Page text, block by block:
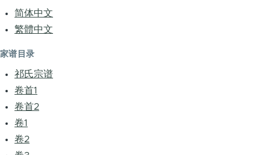
简体中文
繁體中文
家谱目录
祁氏宗谱
卷首1
卷首2
卷1
卷2